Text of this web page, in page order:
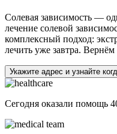
Солевая зависимость —
лечение солевой
комплексный подход:
лечить уже завтра.
Укажите адрес и узнайте
Сегодня оказали помощь